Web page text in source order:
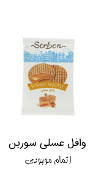
وافل عسلی سوربن
اتمام موجودی